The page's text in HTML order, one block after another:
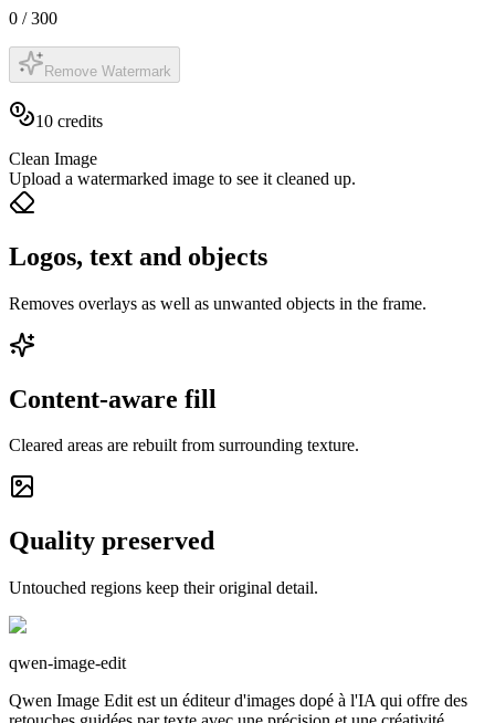
0 /300
Remove Watermark
10 credits
Clean Image
Upload a watermarked image to see it cleaned up.
Logos, text and objects
Removes overlays as well as unwanted objects in the frame.
Content-aware fill
Cleared areas are rebuilt from surrounding texture.
Quality preserved
Untouched regions keep their original detail.
qwen-image-edit
Qwen Image Edit est un éditeur d'images dopé à l'IA qui offre des